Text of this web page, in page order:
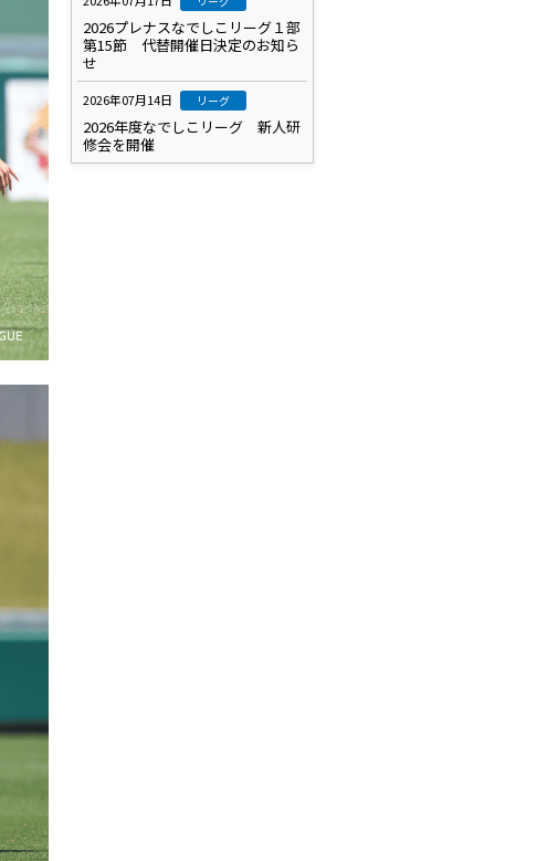
2026プレナスなでしこリーグ１部
第15節 代替開催日決定のお知ら
せ
2026年07月14日 リーグ
2026年度なでしこリーグ 新人研
修会を開催